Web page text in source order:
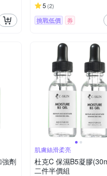
5 (2)
挑戰低價 券
強劑
肌膚絲滑柔亮
杜克C 保濕B5凝膠
二件半價組